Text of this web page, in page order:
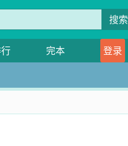
搜索
完本 登录